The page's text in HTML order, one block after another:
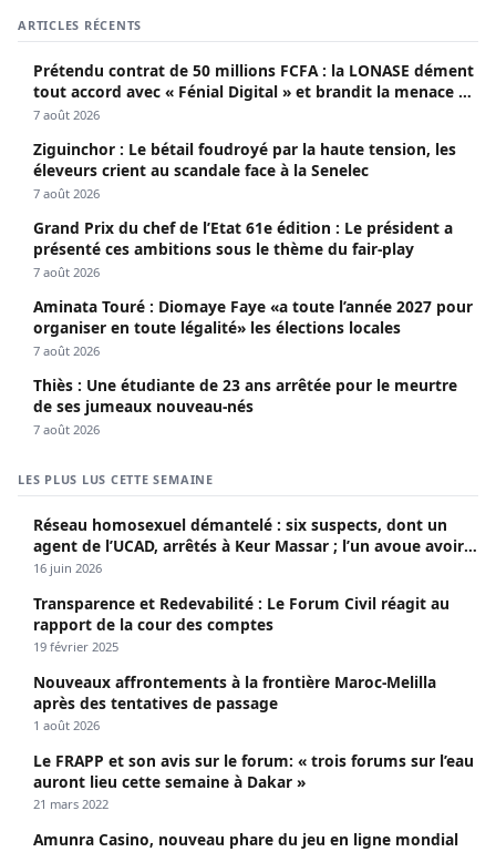
ARTICLES RÉCENTS
Prétendu contrat de 50 millions FCFA : la LONASE dément
tout accord avec « Fénial Digital » et brandit la menace de
poursuites
7 août 2026
Ziguinchor : Le bétail foudroyé par la haute tension, les
éleveurs crient au scandale face à la Senelec
7 août 2026
Grand Prix du chef de l’Etat 61e édition : Le président a
présenté ces ambitions sous le thème du fair-play
7 août 2026
Aminata Touré : Diomaye Faye «a toute l’année 2027 pour
organiser en toute légalité» les élections locales
7 août 2026
Thiès : Une étudiante de 23 ans arrêtée pour le meurtre
de ses jumeaux nouveau-nés
7 août 2026
LES PLUS LUS CETTE SEMAINE
Réseau homosexuel démantelé : six suspects, dont un
agent de l’UCAD, arrêtés à Keur Massar ; l’un avoue avoir
propagé le VIH depuis 2018
16 juin 2026
Transparence et Redevabilité : Le Forum Civil réagit au
rapport de la cour des comptes
19 février 2025
Nouveaux affrontements à la frontière Maroc-Melilla
après des tentatives de passage
1 août 2026
Le FRAPP et son avis sur le forum: « trois forums sur l’eau
auront lieu cette semaine à Dakar »
21 mars 2022
Amunra Casino, nouveau phare du jeu en ligne mondial